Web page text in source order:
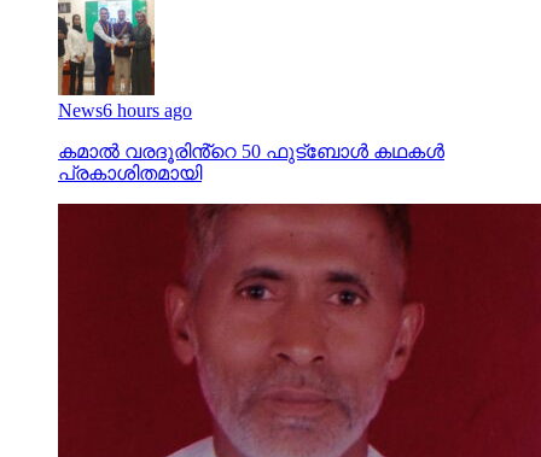
News6 hours ago
കമാൽ വരദൂരിൻ്റെ 50 ഫുട്ബോൾ കഥകൾ
പ്രകാശിതമായി